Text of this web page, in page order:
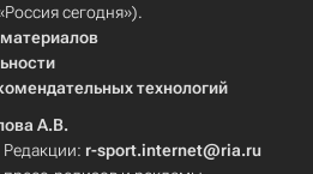
сегодня»).
технологий
А.В.
r-sport.internet@ria.ru